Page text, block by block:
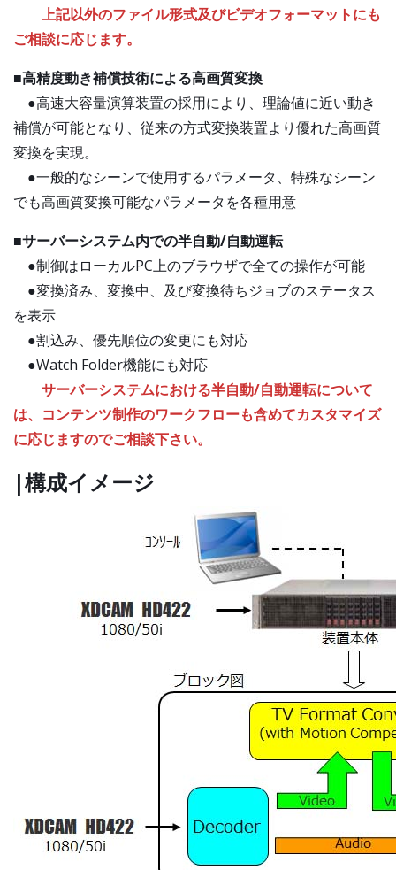
上記以外のファイル形式及びビデオフォーマットにも
ご相談に応じます。
■高精度動き補償技術による高画質変換
●高速大容量演算装置の採用により、理論値に近い動き
補償が可能となり、従来の方式変換装置より優れた高画質
変換を実現。
●一般的なシーンで使用するパラメータ、特殊なシーン
でも高画質変換可能なパラメータを各種用意
■サーバーシステム内での半自動/自動運転
●制御はローカルPC上のブラウザで全ての操作が可能
●変換済み、変換中、及び変換待ちジョブのステータス
を表示
●割込み、優先順位の変更にも対応
●Watch Folder機能にも対応
サーバーシステムにおける半自動/自動運転について
は、コンテンツ制作のワークフローも含めてカスタマイズ
に応じますのでご相談下さい。
|構成イメージ